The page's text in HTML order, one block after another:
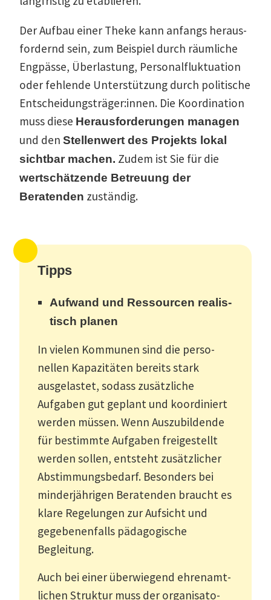
Der Aufbau einer Theke kann anfangs heraus­
for­dernd sein, zum Beispiel durch räumliche
Engpässe, Überlastung, Perso­nal­fluk­tuation
oder fehlende Unter­stützung durch politische
Entscheidungsträger:innen. Die Koordi­nation
muss diese Heraus­for­de­rungen managen
und den Stellenwert des Projekts lokal
sichtbar machen. Zudem ist Sie für die
wertschät­zende Betreuung der
Beratenden zuständig.
Tipps
Aufwand und Ressourcen realis­
tisch planen
In vielen Kommunen sind die perso­
nellen Kapazi­täten bereits stark
ausge­lastet, sodass zusätz­liche
Aufgaben gut geplant und koordi­niert
werden müssen. Wenn Auszu­bil­dende
für bestimmte Aufgaben freige­stellt
werden sollen, entsteht zusätz­licher
Abstim­mungs­bedarf. Besonders bei
minder­jäh­rigen Beratenden braucht es
klare Regelungen zur Aufsicht und
gegebe­nen­falls pädago­gische
Begleitung.
Auch bei einer überwiegend ehren­amt­
lichen Struktur muss der organi­sa­to­